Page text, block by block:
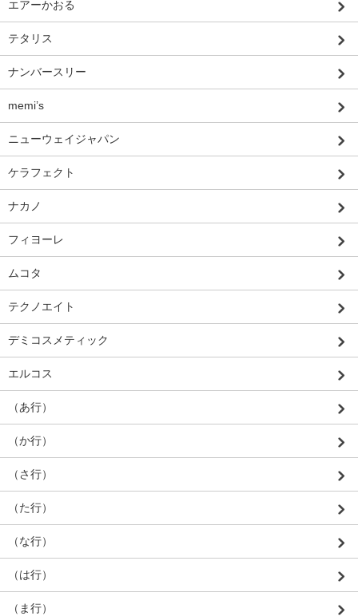
エアーかおる
テタリス
ナンバースリー
memi’s
ニューウェイジャパン
ケラフェクト
ナカノ
フィヨーレ
ムコタ
テクノエイト
デミコスメティック
エルコス
（あ行）
（か行）
（さ行）
（た行）
（な行）
（は行）
（ま行）